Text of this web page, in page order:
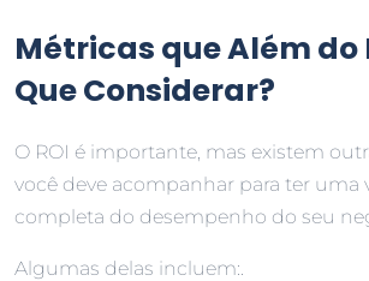
Métricas que Além do
Que Considerar?
O ROI é importante, mas existem
você deve acompanhar para ter uma
completa do desempenho do seu
Algumas delas incluem:.